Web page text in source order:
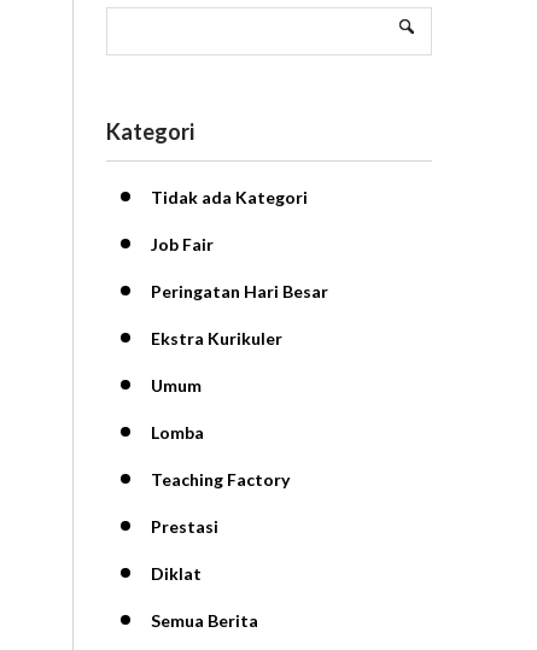
Kategori
Tidak ada Kategori
Job Fair
Peringatan Hari Besar
Ekstra Kurikuler
Umum
Lomba
Teaching Factory
Prestasi
Diklat
Semua Berita